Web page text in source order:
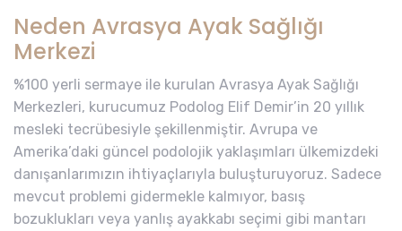
Neden Avrasya Ayak Sağlığı
Merkezi
%100 yerli sermaye ile kurulan Avrasya Ayak Sağlığı
Merkezleri, kurucumuz Podolog Elif Demir’in 20 yıllık
mesleki tecrübesiyle şekillenmiştir. Avrupa ve
Amerika’daki güncel podolojik yaklaşımları ülkemizdeki
danışanlarımızın ihtiyaçlarıyla buluşturuyoruz. Sadece
mevcut problemi gidermekle kalmıyor, basış
bozuklukları veya yanlış ayakkabı seçimi gibi mantarı